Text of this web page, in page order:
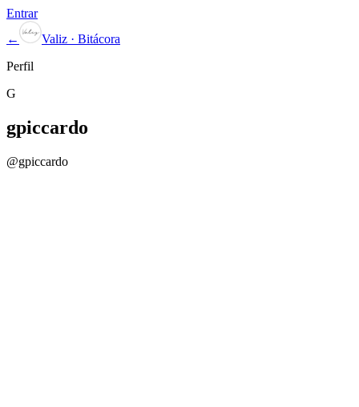
Entrar
←
Valiz · Bitácora
Perfil
G
gpiccardo
@gpiccardo